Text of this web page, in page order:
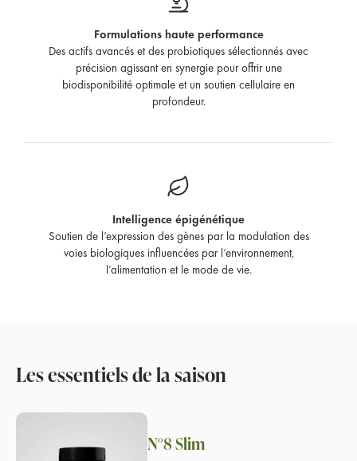
Formulations haute performance
Des actifs avancés et des probiotiques sélectionnés avec
précision agissant en synergie pour offrir une
biodisponibilité optimale et un soutien cellulaire en
profondeur.
Intelligence épigénétique
Soutien de l’expression des gènes par la modulation des
voies biologiques influencées par l’environnement,
l’alimentation et le mode de vie.
Les essentiels de la saison
N°8 Slim